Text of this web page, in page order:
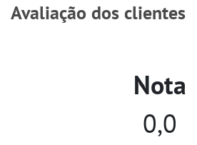
Avaliação dos clientes
Nota
0,0